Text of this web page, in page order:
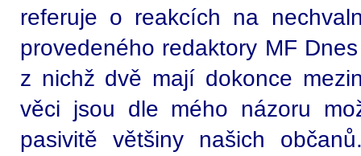
referuje o reakcích na
provedeného redaktory MF
z nichž dvě mají dokonce
věci jsou dle mého názoru
pasivitě většiny našich